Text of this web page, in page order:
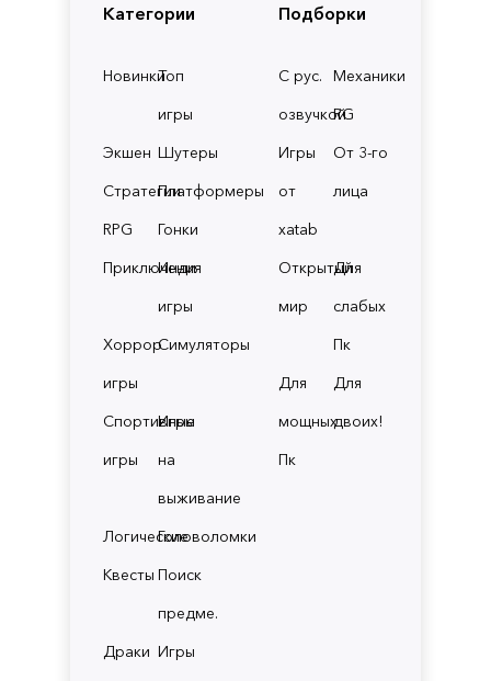
Категории
НовинкиТоп
игры
Экшен Шутеры
СтратегииПлатформеры
RPG
Гонки
Приключения
Инди
игры
Хоррор
игры
Симуляторы
Спортивные
игры
Игры
на
выживание
ЛогическиеГоловоломки
Квесты Поиск
предме.
Драки Игры
Подборки
С рус.
озвучкой
Механики
RG
Игры
от
xatab
От 3-го
лица
Открытый
мир
Для
слабых
Пк
Для
мощных
Пк
Для
двоих!